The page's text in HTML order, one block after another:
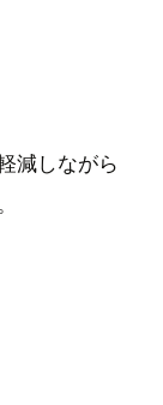
減しながら